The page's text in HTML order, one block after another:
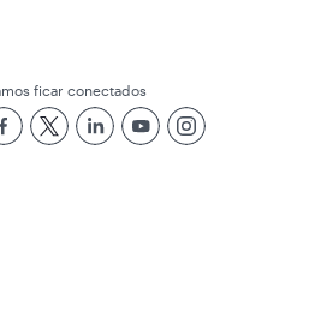
ficar conectados